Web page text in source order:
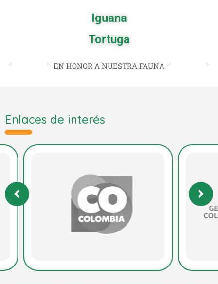
Iguana
Tortuga
EN HONOR A NUESTRA FAUNA
Enlaces de interés